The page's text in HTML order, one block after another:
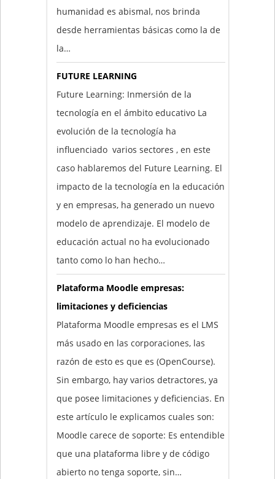
humanidad es abismal, nos brinda
desde herramientas básicas como la de
la…
FUTURE LEARNING
Future Learning: Inmersión de la
tecnología en el ámbito educativo La
evolución de la tecnología ha
influenciado varios sectores , en este
caso hablaremos del Future Learning. El
impacto de la tecnología en la educación
y en empresas, ha generado un nuevo
modelo de aprendizaje. El modelo de
educación actual no ha evolucionado
tanto como lo han hecho…
Plataforma Moodle empresas:
limitaciones y deficiencias
Plataforma Moodle empresas es el LMS
más usado en las corporaciones, las
razón de esto es que es (OpenCourse).
Sin embargo, hay varios detractores, ya
que posee limitaciones y deficiencias. En
este artículo le explicamos cuales son:
Moodle carece de soporte: Es entendible
que una plataforma libre y de código
abierto no tenga soporte, sin…